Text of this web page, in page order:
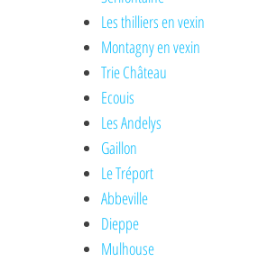
Les thilliers en vexin
Montagny en vexin
Trie Château
Ecouis
Les Andelys
Gaillon
Le Tréport
Abbeville
Dieppe
Mulhouse